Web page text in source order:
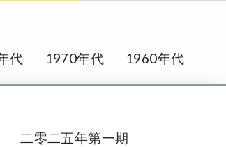
代 1970年代 1960年代
二零二五年第一期